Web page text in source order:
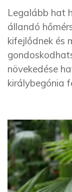
Legalább hat
állandó
kifejlődnek és
növekedése
királybegónia